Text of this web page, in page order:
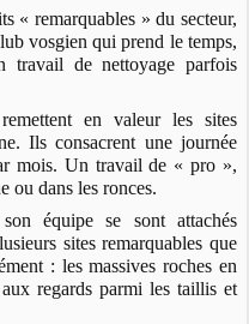
« remarquables » du secteur,
vosgien qui prend le temps,
travail de nettoyage parfois
en valeur les sites
Ils consacrent une journée
mois. Un travail de « pro »,
ou dans les ronces.
équipe se sont attachés
sites remarquables que
: les massives roches en
regards parmi les taillis et